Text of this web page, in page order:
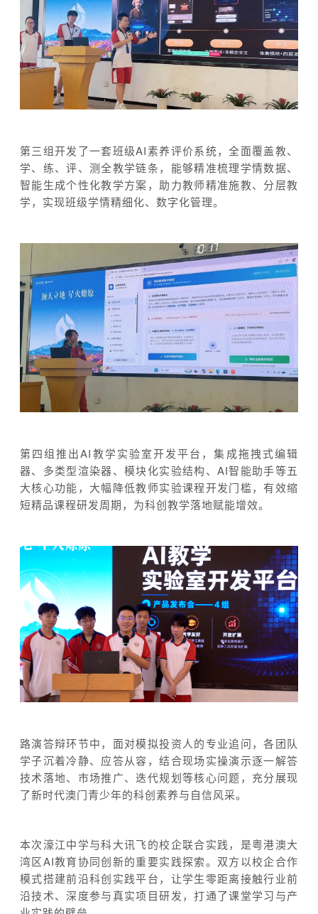
第三组开发了一套班级AI素养评价系统，全面覆盖教、
学、练、评、测全教学链条，能够精准梳理学情数据、
智能生成个性化教学方案，助力教师精准施教、分层教
学，实现班级学情精细化、数字化管理。
第四组推出AI教学实验室开发平台，集成拖拽式编辑
器、多类型渲染器、模块化实验结构、AI智能助手等五
大核心功能，大幅降低教师实验课程开发门槛，有效缩
短精品课程研发周期，为科创教学落地赋能增效。
路演答辩环节中，面对模拟投资人的专业追问，各团队
学子沉着冷静、应答从容，结合现场实操演示逐一解答
技术落地、市场推广、迭代规划等核心问题，充分展现
了新时代澳门青少年的科创素养与自信风采。
本次濠江中学与科大讯飞的校企联合实践，是粤港澳大
湾区AI教育协同创新的重要实践探索。双方以校企合作
模式搭建前沿科创实践平台，让学生零距离接触行业前
沿技术、深度参与真实项目研发，打通了课堂学习与产